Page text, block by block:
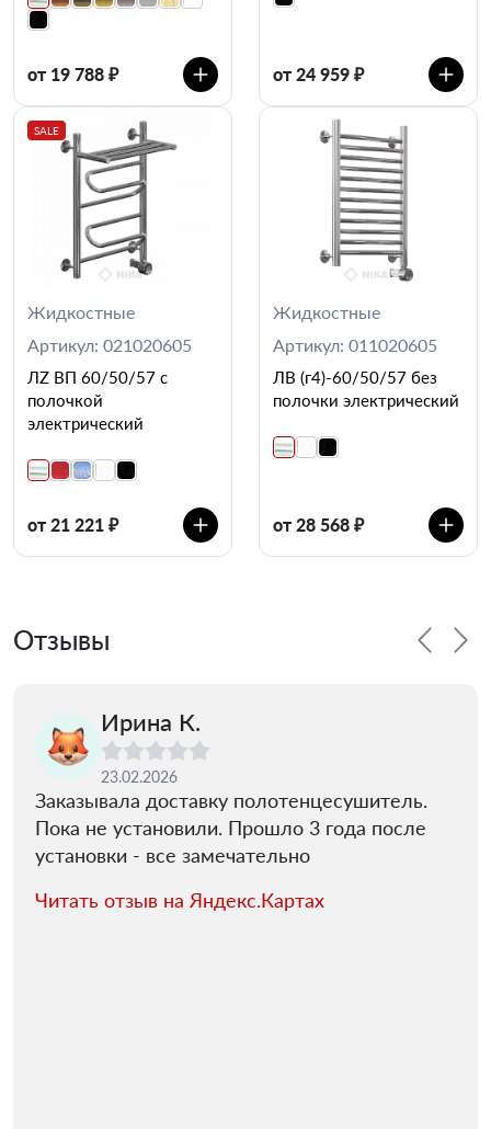
от 19 788 ₽ от 24 959 ₽
SALE
Жидкостные
Артикул: 021020605
ЛZ ВП 60/50/57 с
полочкой
электрический
от 21 221 ₽
Жидкостные
Артикул: 011020605
ЛВ (г4)-60/50/57 без
полочки электрический
от 28 568 ₽
Отзывы
Ирина К.
23.02.2026
Заказывала доставку полотенцесушитель.
Пока не установили. Прошло 3 года после
установки - все замечательно
Читать отзыв на Яндекс.Картах